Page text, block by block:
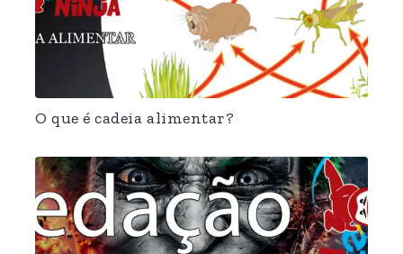
O que é cadeia alimentar?